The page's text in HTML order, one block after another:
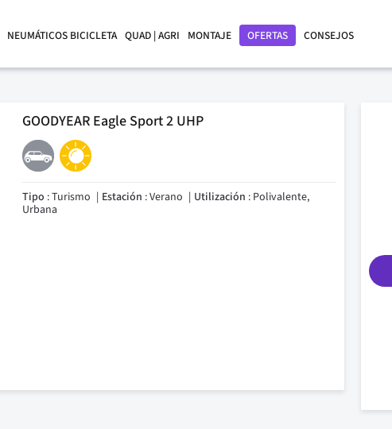
NEUMÁTICOS BICICLETA QUAD | AGRI MONTAJE OFERTAS CONSEJOS
GOODYEAR Eagle Sport 2 UHP
Tipo : Turismo Estación : Verano Utilización : Polivalente,
Urbana